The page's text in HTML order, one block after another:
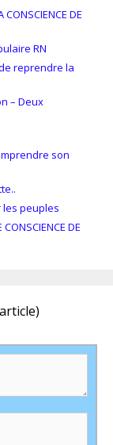
CONSCIENCE DE
RN
reprendre la
– Deux
son
les peuples
CONSCIENCE DE